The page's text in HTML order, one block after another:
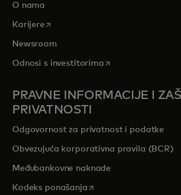
O nama
Karijereopens in a new tab
Newsroom
Odnosi s investitorimaopens in a new tab
PRAVNE INFORMACIJE I
PRIVATNOSTI
Odgovornost za privatnost i podatke
Obvezujuća korporativna pravila (BCR)
Međubankovne naknade
Kodeks ponašanjaopens in a new tab